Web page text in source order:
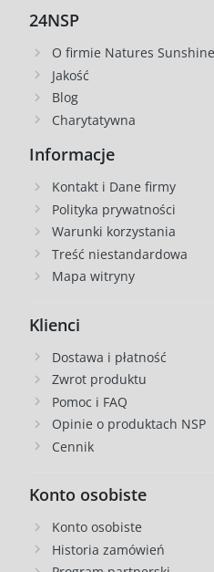
24NSP
O firmie Natures Sunshine
Jakość
Blog
Charytatywna
Informacje
Kontakt i Dane firmy
Polityka prywatności
Warunki korzystania
Treść niestandardowa
Mapa witryny
Klienci
Dostawa i płatność
Zwrot produktu
Pomoc i FAQ
Opinie o produktach NSP
Cennik
Konto osobiste
Konto osobiste
Historia zamówień